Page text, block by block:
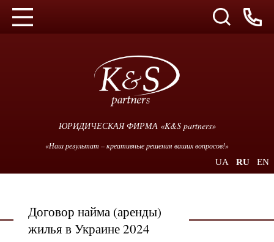
ЮРИДИЧЕСКАЯ ФИРМА «K&S partners»
«Наш результат – креативные решения ваших вопросов!»
UA RU EN
Договор найма (аренды)
жилья в Украине 2024